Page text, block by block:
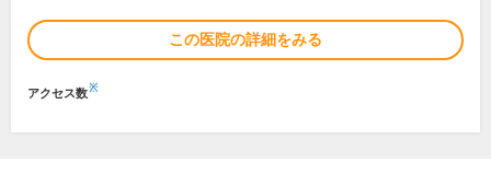
この医院の詳細をみる
アクセス数※